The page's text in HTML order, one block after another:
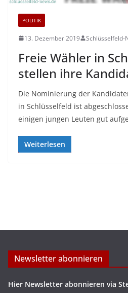
POLITIK
13. Dezember 2019 Schlüsselfeld-
Freie Wähler in
stellen ihre
Die Nominierung der
in Schlüsselfeld ist
einigen jungen Leuten gut
Weiterlesen
Newsletter abonnieren
Hier Newsletter abonnieren via